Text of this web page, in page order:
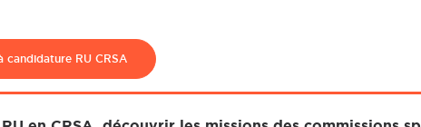
candidature RU CRSA